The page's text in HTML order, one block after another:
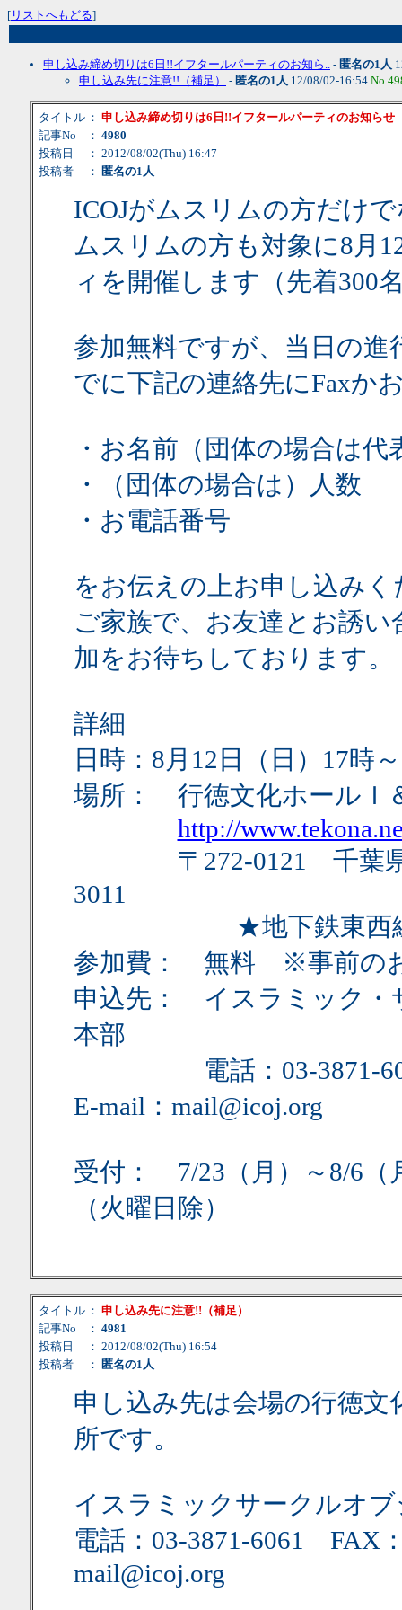
[ リストへもどる]
申し込み締め切りは6日!!イフタールパーティのお知ら.. - 匿名の1人
申し込み先に注意!!（補足）
- 匿名の1人 12/08/02-16:54
タイトル ： 申し込み締め切りは6日!!イフタールパーティのお知らせ
記事No
： 4980
投稿日
： 2012/08/02(Thu) 16:47
投稿者
： 匿名の1人
ICOJがムスリムの方だけ
ムスリムの方も対象に8月
ィを開催します（先着300
参加無料ですが、当日の
でに下記の連絡先にFaxか
・お名前（団体の場合は代
・（団体の場合は）人数
・お電話番号
をお伝えの上お申し込みく
ご家族で、お友達とお誘
加をお待ちしております。
詳細
日時：8月12日（日）17時
場所： 行徳文化ホールＩ
http://
〒272-0121 千葉県市
3011
★地下鉄東西線よ
参加費： 無料 ※事前の
申込先： イスラミック
本部
電話：03-3871-
E-mail：mail@icoj.org
受付： 7/23（月）～8/6
（火曜日除）
タイトル ： 申し込み先に注意!!（補足）
記事No
： 4981
投稿日
： 2012/08/02(Thu) 16:54
投稿者
： 匿名の1人
申し込み先は会場の行徳文
所です。
イスラミックサークルオ
電話：03-3871-6061 FAX
mail@icoj.org